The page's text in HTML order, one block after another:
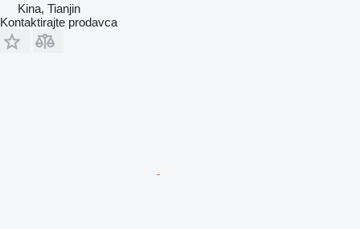
Kina, Tianjin
Kontaktirajte prodavca